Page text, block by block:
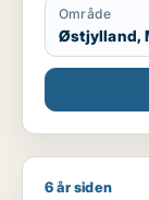
Område
Østjylland,
Jette søger
6 år siden